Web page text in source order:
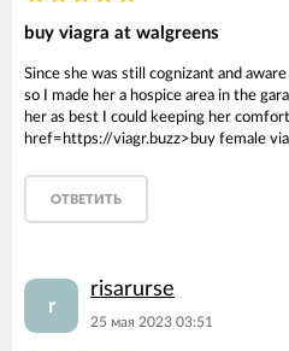
buy viagra at walgreens
Since she was still cognizant and
so I made her a hospice area in the
her as best I could keeping her
href=https://viagr.buzz>buy female
ОТВЕТИТЬ
r
risarurse
25 мая 2023 03:51